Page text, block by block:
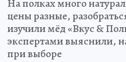
На полках много
цены разные,
изучили мёд «Вкус &
экспертами выяснили,
при выборе